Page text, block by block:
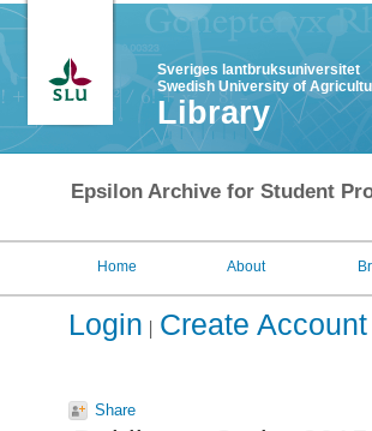
Sveriges lantbruksuniversitet
Swedish University of
Library
Epsilon Archive for Student
Home About
Login Create Account
Share